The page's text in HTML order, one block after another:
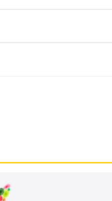
核心 CPU、10 核
提升 35%，保有先
+ 512GB ROM，
萬畫素廣角 +